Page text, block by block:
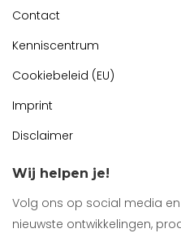
Contact
Kenniscentrum
Cookiebeleid (EU)
Imprint
Disclaimer
Wij helpen je!
Volg ons op social media
nieuwste ontwikkelingen,